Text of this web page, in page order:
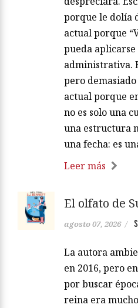
porque le dolía
actual porque
pueda
administrativa.
pero
actual porque
no es solo una
una estructura
una fecha: es
Leer más
El olfato de
agosto 07, 2026 /
La autora
en 2016, pero
por buscar
reina era